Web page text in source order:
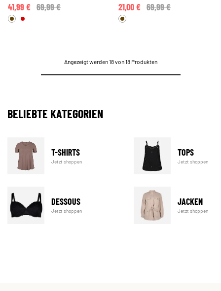
Price reduced from
69,99 €
41,99 € Price reduced from
69,99 €
21,00 €
Angezeigt werden 18 von 18 Produkten
BELIEBTE KATEGORIEN
T-SHIRTS
Jetzt shoppen
TOPS
Jetzt shoppen
DESSOUS
Jetzt shoppen
JACKEN
Jetzt shoppen